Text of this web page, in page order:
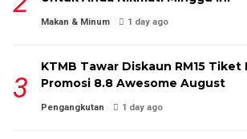
Makan & Minum 1 day ago
KTMB Tawar Diskaun RM15 Tiket
Promosi 8.8 Awesome August
Pengangkutan 1 day ago